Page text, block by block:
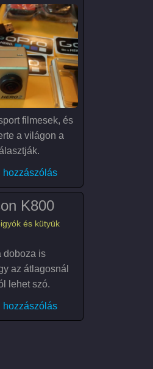
filmesek, és
a világon a
Hero2 Motorsports Edition)
hozzászólás
K800
és kütyük
doboza is
az átlagosnál
lehet szó.
K800)
hozzászólás